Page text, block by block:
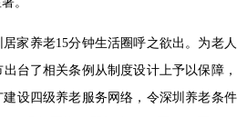
家养老15分钟生活圈呼之欲出。为老人
台了相关条例从制度设计上予以保障，
建设四级养老服务网络，令深圳养老条件